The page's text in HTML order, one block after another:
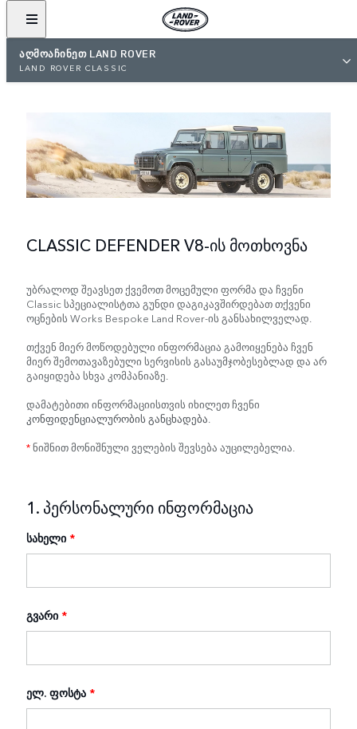
ᲐᲦᲛᲝᲐᲩᲘᲜᲔᲗ LAND ROVER
LAND ROVER CLASSIC
CLASSIC DEFENDER V8-ის მოთხოვნა
უბრალოდ შეავსეთ ქვემოთ მოცემული ფორმა და ჩვენი
Classic სპეციალისტთა გუნდი დაგიკავშირდებათ თქვენი
ოცნების Works Bespoke Land Rover-ის განსახილველად.
თქვენ მიერ მოწოდებული ინფორმაცია გამოიყენება ჩვენ
მიერ შემოთავაზებული სერვისის გასაუმჯობესებლად და არ
გაიყიდება სხვა კომპანიაზე.
დამატებითი ინფორმაციისთვის იხილეთ ჩვენი
კონფიდენციალურობის განცხადება
*ნიშნით მონიშნული ველების შევსება აუცილებელია.
1. პერსონალური ინფორმაცია
სახელი *
გვარი *
ელ. ფოსტა *